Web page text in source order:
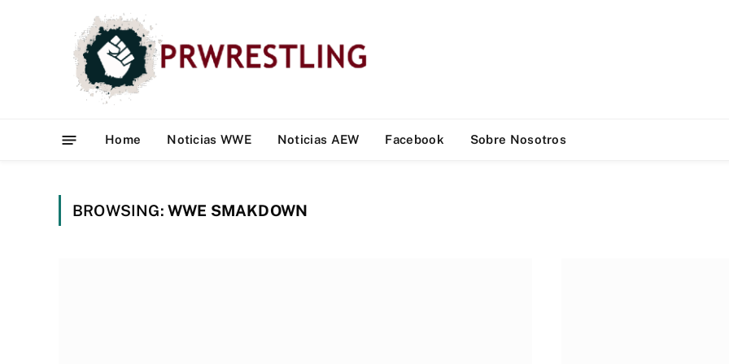
Home Noticias WWE Noticias AEW Facebook Sobre Nosotros
BROWSING: WWE SMAKDOWN